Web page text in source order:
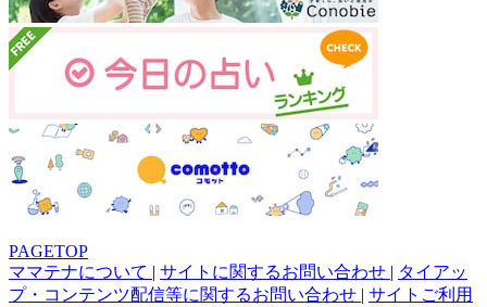
PAGETOP
ママテナについて | サイトに関するお問い合わせ | タイアッ
プ・コンテンツ配信等に関するお問い合わせ | サイトご利用